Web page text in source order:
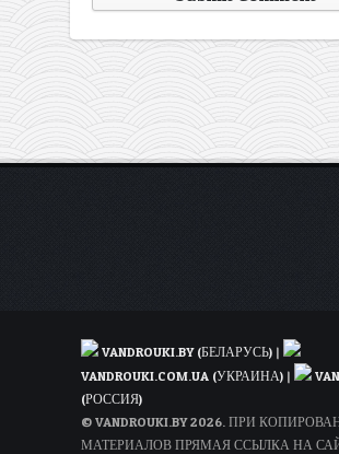
VANDROUKI.BY (БЕЛАРУСЬ) |
VANDROUKI.COM.UA (УКРАИНА) |
(РОССИЯ)
© VANDROUKI.BY 2026. ПРИ
МАТЕРИАЛОВ ПРЯМАЯ ССЫЛКА НА